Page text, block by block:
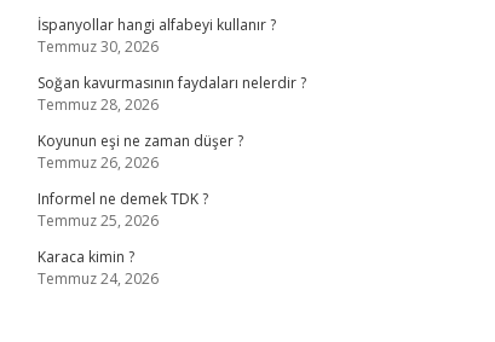
İspanyollar hangi alfabeyi kullanır ?
Temmuz 30, 2026
Soğan kavurmasının faydaları nelerdir ?
Temmuz 28, 2026
Koyunun eşi ne zaman düşer ?
Temmuz 26, 2026
Informel ne demek TDK ?
Temmuz 25, 2026
Karaca kimin ?
Temmuz 24, 2026